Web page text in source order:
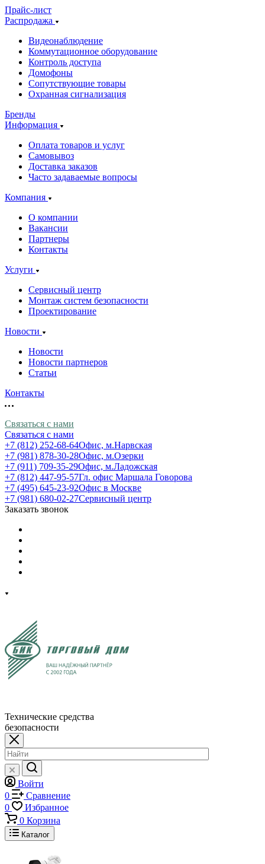
Прайс-лист
Распродажа
Видеонаблюдение
Коммутационное оборудование
Контроль доступа
Домофоны
Сопутствующие товары
Охранная сигнализация
Бренды
Информация
Оплата товаров и услуг
Самовывоз
Доставка заказов
Часто задаваемые вопросы
Компания
О компании
Вакансии
Партнеры
Контакты
Услуги
Сервисный центр
Монтаж систем безопасности
Проектирование
Новости
Новости
Новости партнеров
Статьи
Контакты
Связаться с нами
Связаться с нами
+7 (812) 252-68-64Офис, м.Нарвская
+7 (981) 878-30-28Офис, м.Озерки
+7 (911) 709-35-29Офис, м.Ладожская
+7 (812) 447-95-57Гл. офис Маршала Говорова
+7 (495) 645-23-92Офис в Москве
+7 (981) 680-02-27Сервисный центр
Заказать звонок
Технические средства
безопасности
Войти
0
Сравнение
0
Избранное
0 Корзина
Каталог